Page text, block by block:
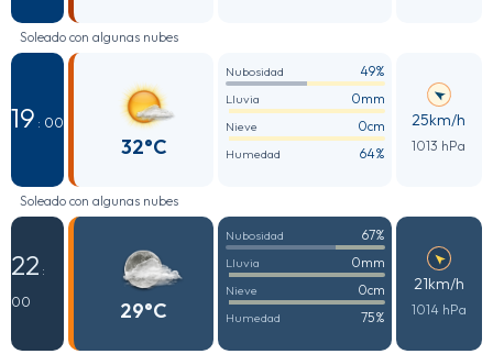
Soleado con algunas nubes
19 : 00
32°C
Nubosidad 49%
Lluvia 0mm
Nieve 0cm
Humedad 64%
25km/h
1013 hPa
Soleado con algunas nubes
22 :
00
29°C
Nubosidad 67%
Lluvia 0mm
Nieve 0cm
Humedad 75%
21km/h
1014 hPa